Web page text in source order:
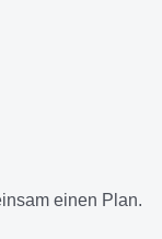
einen Plan.